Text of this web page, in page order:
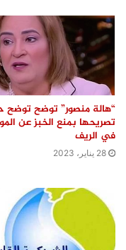
“هالة منصور” توضح توضح
تصريحها بمنع الخبز عن
في الريف
28 يناير، 2023